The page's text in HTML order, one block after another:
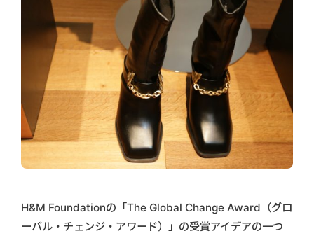
H&M Foundationの「The Global Change Award（グロ
ーバル・チェンジ・アワード）」の受賞アイデアの一つ